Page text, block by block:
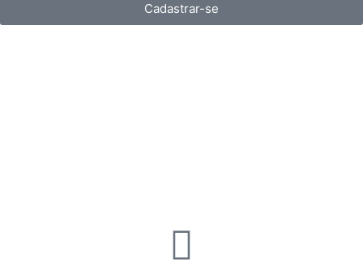
Cadastrar-se